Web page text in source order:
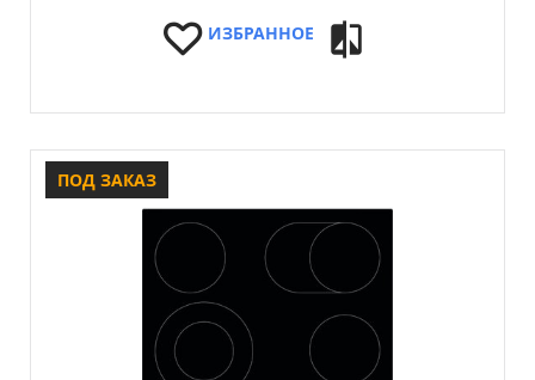
ИЗБРАННОЕ
ПОД ЗАКАЗ